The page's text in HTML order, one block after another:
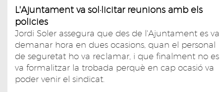
L'Ajuntament va sol·licitar reunions amb els
policies
Jordi Soler assegura que des de l'Ajuntament es va
demanar hora en dues ocasions, quan el personal
de seguretat ho va reclamar, i que finalment no es
va formalitzar la trobada perquè en cap ocasió va
poder venir el sindicat.